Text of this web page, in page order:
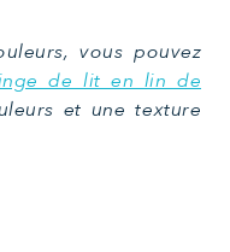
vous pouvez
de lit en lin de
et une texture